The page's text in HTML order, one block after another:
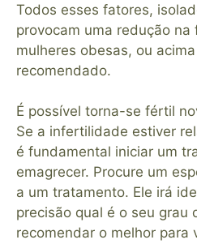
Todos esses fatores,
provocam uma redução
mulheres obesas, ou
recomendado.
É possível torna-se fértil
Se a infertilidade estiver
é fundamental iniciar um
emagrecer. Procure um
a um tratamento. Ele irá
precisão qual é o seu grau
recomendar o melhor para